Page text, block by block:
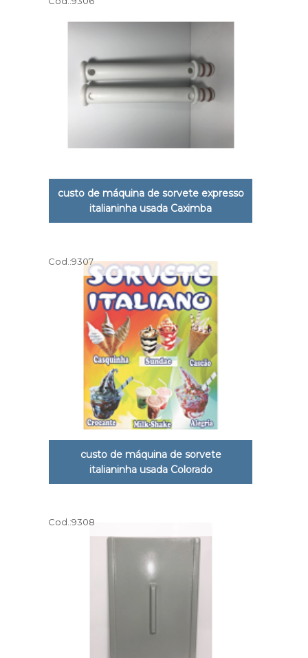
custo de máquina de sorvete expresso
italianinha usada Caximba
Cod.:9307
custo de máquina de sorvete
italianinha usada Colorado
Cod.:9308